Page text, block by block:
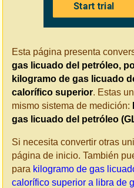
Esta página presenta
gas licuado del petróleo,
kilogramo de gas licuado
calorífico superior. Estas
mismo sistema de medición:
gas licuado del petróleo
Si necesita convertir otras
página de inicio. También
para kilogramo de gas
calorífico superior a libra de